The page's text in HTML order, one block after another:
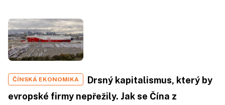
ČÍNSKÁ EKONOMIKA
Drsný kapitalismus, který by
evropské firmy nepřežily. Jak se Čína z